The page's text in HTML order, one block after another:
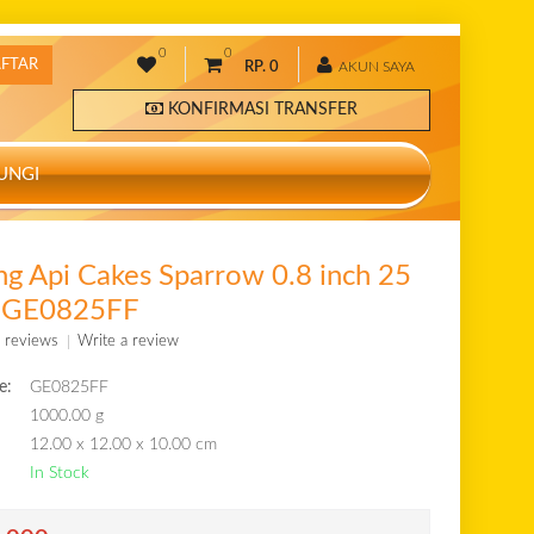
KONFIRMASI TRANSFER
0 0
RP. 0 AKUN SAYA
Api Cakes Sparrow 0.8 inch 25
reviews Write a review
GE0825FF
1000.00 g
12.00 x 12.00 x 10.00 cm
In Stock